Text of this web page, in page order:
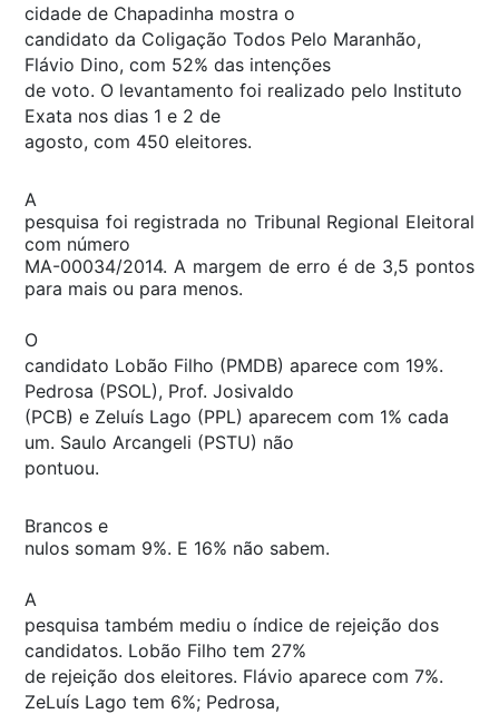
cidade de Chapadinha mostra o
candidato da Coligação Todos Pelo Maranhão,
Flávio Dino, com 52% das intenções
de voto. O levantamento foi realizado pelo Instituto
Exata nos dias 1 e 2 de
agosto, com 450 eleitores.
A
pesquisa foi registrada no Tribunal Regional Eleitoral
com número
MA-00034/2014. A margem de erro é de 3,5 pontos
para mais ou para menos.
O
candidato Lobão Filho (PMDB) aparece com 19%.
Pedrosa (PSOL), Prof. Josivaldo
(PCB) e Zeluís Lago (PPL) aparecem com 1% cada
um. Saulo Arcangeli (PSTU) não
pontuou.
Brancos e
nulos somam 9%. E 16% não sabem.
A
pesquisa também mediu o índice de rejeição dos
candidatos. Lobão Filho tem 27%
de rejeição dos eleitores. Flávio aparece com 7%.
ZeLuís Lago tem 6%; Pedrosa,